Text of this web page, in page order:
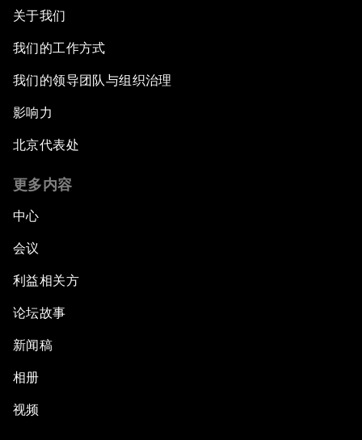
关于我们
我们的工作方式
我们的领导团队与组织治理
影响力
北京代表处
更多内容
中心
会议
利益相关方
论坛故事
新闻稿
相册
视频